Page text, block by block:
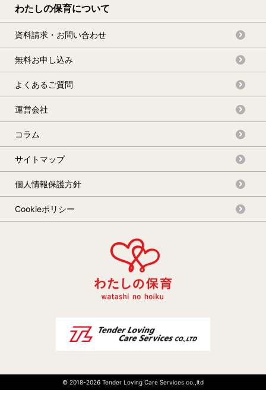
栄区 泉区
都筑区
川崎市で絞り込む
川崎市 川崎区 幸区
中原区 高津区 多摩区
宮前区 麻生区
相模原市で絞り込む
相模原市
さいたま市 上尾市
加須市 川口市
久喜市 熊谷市 鴻巣市
わたしの保育について
資料請求・お問い合わせ
無料お申し込み
よくあるご質問
運営会社
コラム
サイトマップ
個人情報保護方針
Cookieポリシー
© 2018-2026 Tender Loving Care Services co.,ltd